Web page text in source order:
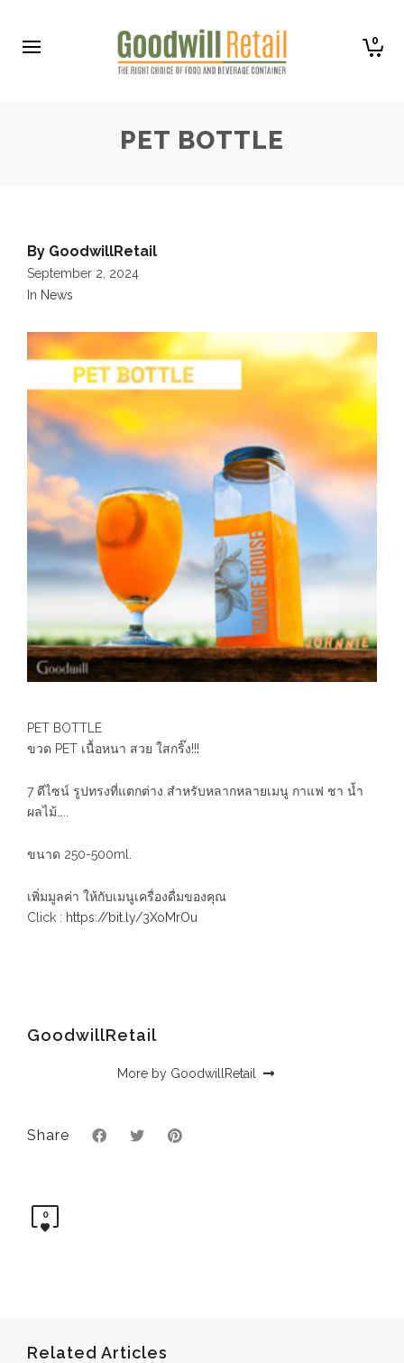
0
PET BOTTLE
By GoodwillRetail
September 2, 2024
In News
PET BOTTLE
ขวด PET เนื้อหนา สวย ใสกริ๊ง!!!
7 ดีไซน์ รูปทรงที่แตกต่าง สำหรับหลากหลายเมนู กาแฟ ชา น้ำ
ผลไม้…..
ขนาด 250-500ml.
เพิ่มมูลค่า ให้กับเมนูเครื่องดื่มของคุณ
Click : https://bit.ly/3XoMrOu
GoodwillRetail
More by GoodwillRetail
Share
0
Related Articles